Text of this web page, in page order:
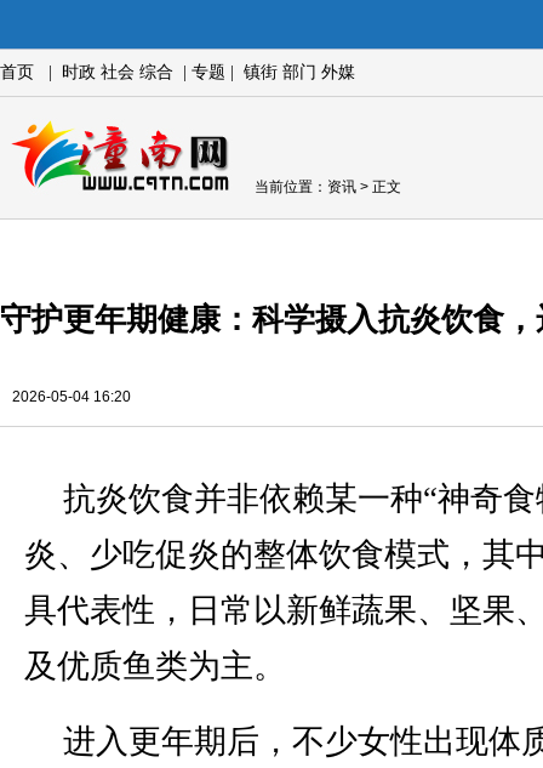
首页 时政 社会 综合 专题 镇街 部门 外媒
当前位置： 资讯 > 正文
守护更年期健康：科学摄入抗炎饮食
2026-05-04 16:20
抗炎饮食并非依赖某一种“神奇
炎、少吃促炎的整体饮食模式，其
具代表性，日常以新鲜蔬果、坚果
及优质鱼类为主。
进入更年期后，不少女性出现体